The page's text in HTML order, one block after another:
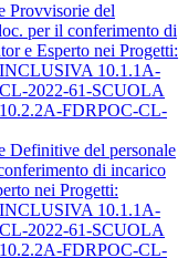
Provvisorie del
per il conferimento di
e Esperto nei Progetti:
10.1.1A-
2022-61-SCUOLA
FDRPOC-CL-
Definitive del personale
di incarico
nei Progetti:
10.1.1A-
2022-61-SCUOLA
FDRPOC-CL-